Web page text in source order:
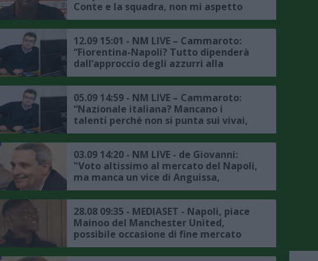
Conte e la squadra, non mi aspetto
grossi stravolgimenti, mercato?
Servono giocatori di qualità in
attacco"
12.09 15:01 - NM LIVE – Cammaroto:
“Fiorentina-Napoli? Tutto dipenderà
dall’approccio degli azzurri alla
partita, Kean piaceva a Conte e ADL,
mercato? Nella prossima stagione si
completerà il percorso di
ringiovanimento della rosa"
05.09 14:59 - NM LIVE – Cammaroto:
“Nazionale italiana? Mancano i
talenti perché non si punta sui vivai,
Napoli padrone di questo mercato,
sono ottimista sul percorso di
Hojlund"
03.09 14:20 - NM LIVE - de Giovanni:
"Voto altissimo al mercato del Napoli,
ma manca un vice di Anguissa,
Gutierrez potrebbe dare qualcosa in
più sulla fascia sinistra, Buongiorno è
fondamentale, mi aspetto una
squadra adatta ad Hojlund"
28.08 09:35 - MEDIASET - Napoli, piace
Mainoo del Manchester United,
possibile occasione di fine mercato